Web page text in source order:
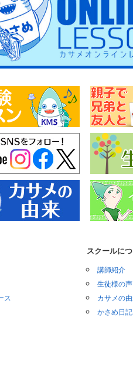
ス
スクールに
講師紹介
生徒様の声
カサメの
かさめ日記